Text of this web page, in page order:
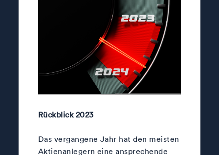
Rückblick 2023
Das vergangene Jahr hat den meisten
Aktienanlegern eine ansprechende